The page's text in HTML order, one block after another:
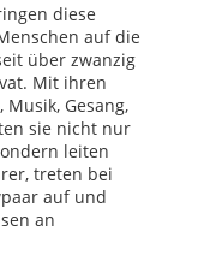
diese
auf die
über zwanzig
Mit ihren
Gesang,
sie nicht nur
leiten
treten bei
auf und
an